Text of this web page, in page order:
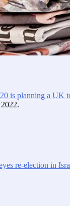
is planning a UK
re-election in